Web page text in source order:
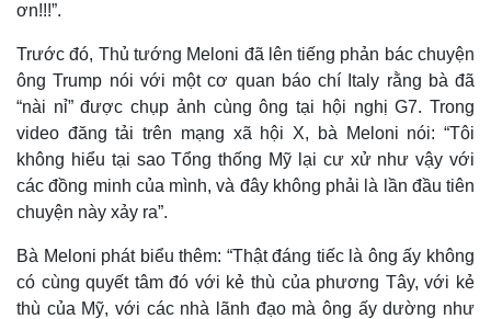
Thế giới
Cuộc sống đó đây
Hồ sơ
Ảnh
E-Magazine
Infographic
ơn!!!”.
Trước đó, Thủ tướng Meloni đã lên tiếng phản bác chuyện
ông Trump nói với một cơ quan báo chí Italy rằng bà đã
“nài nỉ” được chụp ảnh cùng ông tại hội nghị G7. Trong
video đăng tải trên mạng xã hội X, bà Meloni nói: “Tôi
không hiểu tại sao Tổng thống Mỹ lại cư xử như vậy với
các đồng minh của mình, và đây không phải là lần đầu tiên
chuyện này xảy ra”.
Bà Meloni phát biểu thêm: “Thật đáng tiếc là ông ấy không
có cùng quyết tâm đó với kẻ thù của phương Tây, với kẻ
thù của Mỹ, với các nhà lãnh đạo mà ông ấy dường như